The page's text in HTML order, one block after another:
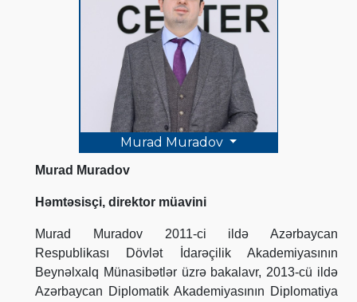
Murad Muradov
Murad Muradov
Həmtəsisçi, direktor müavini
Murad Muradov 2011-ci ildə Azərbaycan
Respublikası Dövlət İdarəçilik Akademiyasının
Beynəlxalq Münasibətlər üzrə bakalavr, 2013-cü ildə
Azərbaycan Diplomatik Akademiyasının Diplomatiya